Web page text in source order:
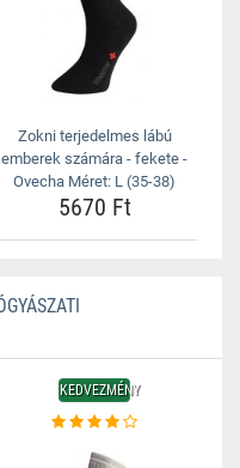
Zokni terjedelmes lábú
emberek számára - fekete -
Ovecha Méret: L (35-38)
5670 Ft
KEDVEZMÉNY